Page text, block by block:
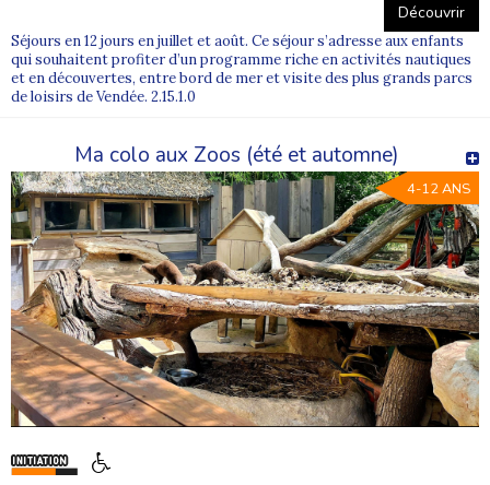
Découvrir
Séjours en 12 jours en juillet et août. Ce séjour s’adresse aux enfants
qui souhaitent profiter d’un programme riche en activités nautiques
et en découvertes, entre bord de mer et visite des plus grands parcs
de loisirs de Vendée. 2.15.1.0
Ma colo aux Zoos (été et automne)
4-12 ANS